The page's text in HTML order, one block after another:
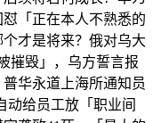
「正在本人不熟悉的
才是将来？俄对乌大
摧毁」，乌方誓言报
华永道上海所通知员
动给员工放「职业间